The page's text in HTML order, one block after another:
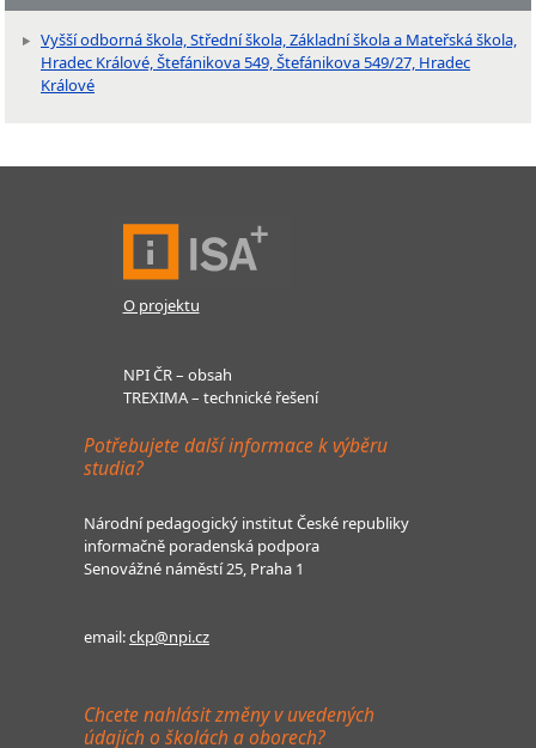
Vyšší odborná škola, Střední škola, Základní škola a Mateřská škola,
Hradec Králové, Štefánikova 549, Štefánikova 549/27, Hradec
Králové
O projektu
NPI ČR – obsah
TREXIMA – technické řešení
Potřebujete další informace k výběru
studia?
Národní pedagogický institut České republiky
informačně poradenská podpora
Senovážné náměstí 25, Praha 1
email:ckp@npi.cz
Chcete nahlásit změny v uvedených
údajích o školách a oborech?